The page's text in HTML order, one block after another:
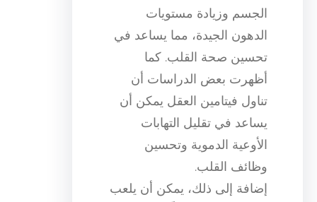
الجسم وزيادة مستويات
الدهون الجيدة، مما يساعد في
تحسين صحة القلب. كما
أظهرت بعض الدراسات أن
تناول فيتامين العقل يمكن أن
يساعد في تقليل التهابات
الأوعية الدموية وتحسين
وظائف القلب.
إضافة إلى ذلك، يمكن أن يلعب